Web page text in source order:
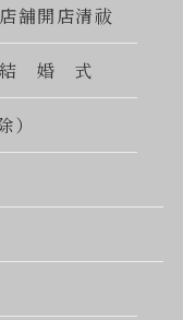
店舗開店清祓
結 婚 式